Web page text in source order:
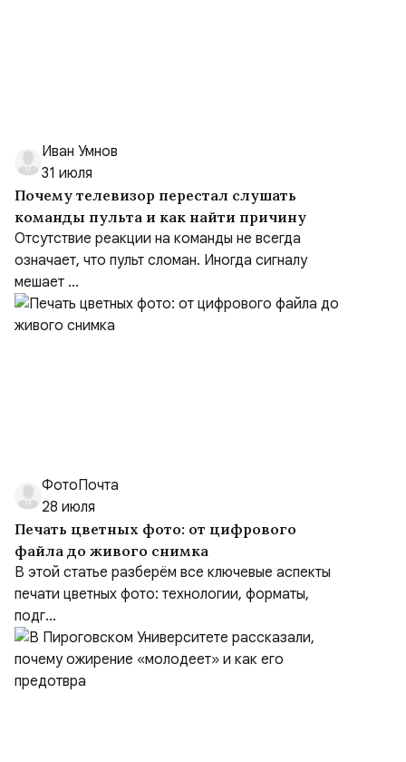
Иван Умнов
31 июля
Почему телевизор перестал слушать
команды пульта и как найти причину
Отсутствие реакции на команды не всегда
означает, что пульт сломан. Иногда сигналу
мешает ...
ФотоПочта
28 июля
Печать цветных фото: от цифрового
файла до живого снимка
В этой статье разберём все ключевые аспекты
печати цветных фото: технологии, форматы,
подг...